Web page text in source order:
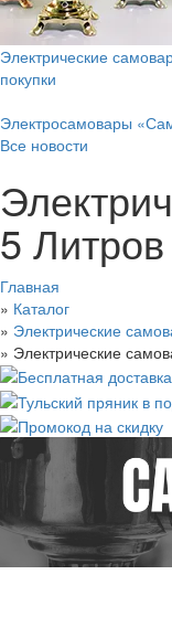
Электрические
покупки
Электросамовары
Все новости
5 Литров
Главная
» Каталог
» Электрические
» Электрические